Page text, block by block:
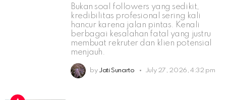
Bukan soal followers yang sedikit,
kredibilitas profesional sering kali
hancur karena jalan pintas. Kenali
berbagai kesalahan fatal yang justru
membuat rekruter dan klien potensial
menjauh.
by Jati Sunarto July 27, 2026, 4:32 pm